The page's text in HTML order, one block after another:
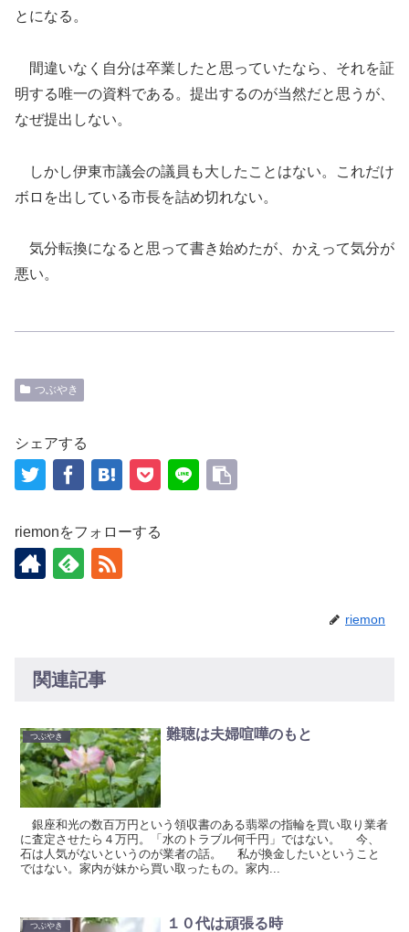
とになる。
間違いなく自分は卒業したと思っていたなら、それを証
明する唯一の資料である。提出するのが当然だと思うが、
なぜ提出しない。
しかし伊東市議会の議員も大したことはない。これだけ
ボロを出している市長を詰め切れない。
気分転換になると思って書き始めたが、かえって気分が
悪い。
つぶやき
シェアする
riemonをフォローする
riemon
関連記事
つぶやき 難聴は夫婦喧嘩のもと
銀座和光の数百万円という領収書のある翡翠の指輪を買い取り業者
に査定させたら４万円。「水のトラブル何千円」ではない。 今、
石は人気がないというのが業者の話。 私が換金したいということ
ではない。家内が妹から買い取ったもの。家内...
つぶやき １０代は頑張る時